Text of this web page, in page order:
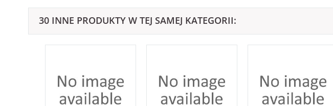
30 INNE PRODUKTY W TEJ SAMEJ KATEGORII: